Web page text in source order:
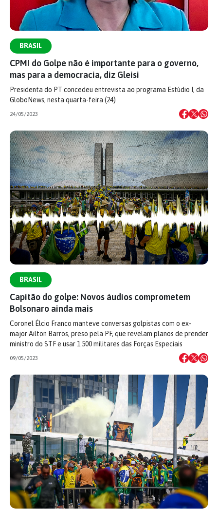
BRASIL
CPMI do Golpe não é importante para o governo,
mas para a democracia, diz Gleisi
Presidenta do PT concedeu entrevista ao programa Estúdio I, da
GloboNews, nesta quarta-feira (24)
24/05/2023
BRASIL
Capitão do golpe: Novos áudios comprometem
Bolsonaro ainda mais
Coronel Élcio Franco manteve conversas golpistas com o ex-
major Ailton Barros, preso pela PF, que revelam planos de prender
ministro do STF e usar 1.500 militares das Forças Especiais
09/05/2023